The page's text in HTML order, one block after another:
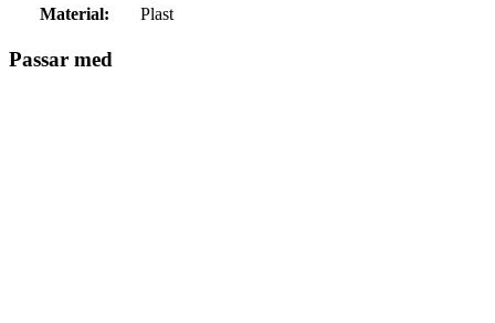
Material:
Plast
Passar med